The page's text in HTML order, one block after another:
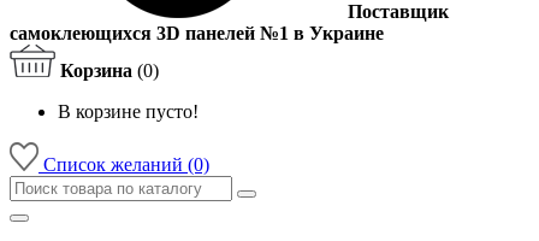
Поставщик
самоклеющихся 3D панелей №1 в Украине
Корзина (0)
В корзине пусто!
Список желаний (0)